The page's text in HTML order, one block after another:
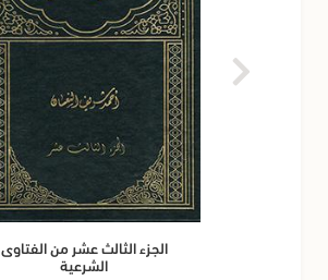
الجزء الثالث عشر من الفتاوى
الشرعية